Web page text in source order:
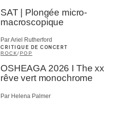
SAT | Plongée micro-
macroscopique
Par Ariel Rutherford
CRITIQUE DE CONCERT
ROCK/POP
OSHEAGA 2026 I The xx
rêve vert monochrome
Par Helena Palmer